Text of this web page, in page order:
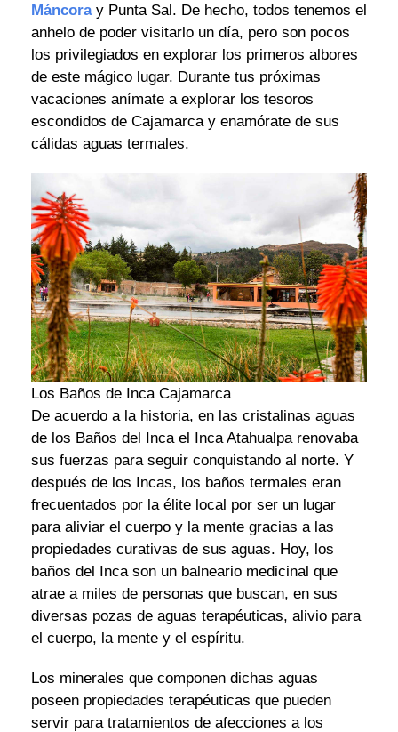
Máncoray Punta Sal. De hecho, todos tenemos el
anhelo de poder visitarlo un día, pero son pocos
los privilegiados en explorar los primeros albores
de este mágico lugar. Durante tus próximas
vacaciones anímate a explorar los tesoros
escondidos de Cajamarca y enamórate de sus
cálidas aguas termales.
Los Baños de Inca Cajamarca
De acuerdo a la historia, en las cristalinas aguas
de los Baños del Inca el Inca Atahualpa renovaba
sus fuerzas para seguir conquistando al norte. Y
después de los Incas, los baños termales eran
frecuentados por la élite local por ser un lugar
para aliviar el cuerpo y la mente gracias a las
propiedades curativas de sus aguas. Hoy, los
baños del Inca son un balneario medicinal que
atrae a miles de personas que buscan, en sus
diversas pozas de aguas terapéuticas, alivio para
el cuerpo, la mente y el espíritu.
Los minerales que componen dichas aguas
poseen propiedades terapéuticas que pueden
servir para tratamientos de afecciones a los